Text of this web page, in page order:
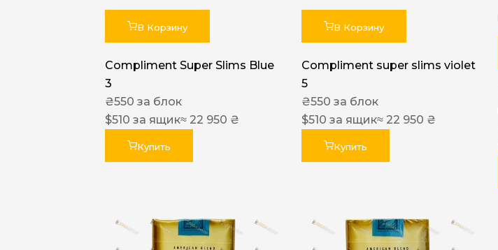
В Корзину
Compliment Super Slims Blue
3
₴550 за блок
$510 за ящик≈ 22 950 ₴
Купить
В Корзину
Compliment super slims violet
5
₴550 за блок
$510 за ящик≈ 22 950 ₴
Купить